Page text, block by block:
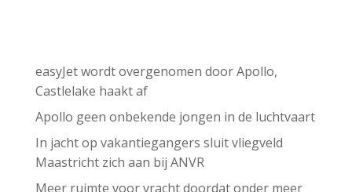
easyJet wordt overgenomen door Apollo,
Castlelake haakt af
Apollo geen onbekende jongen in de luchtvaart
In jacht op vakantiegangers sluit vliegveld
Maastricht zich aan bij ANVR
Meer ruimte voor vracht doordat onder meer